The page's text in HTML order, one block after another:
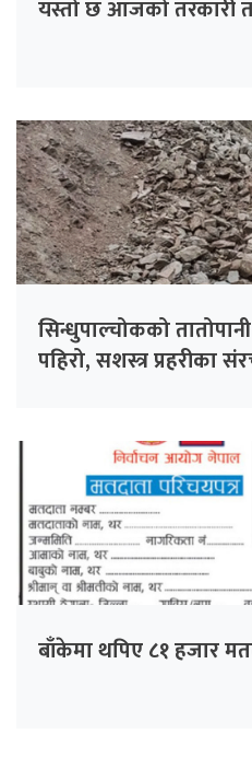
यस्तो छ आजको
सिन्धुपाल्चोकको
पहिरो, सशस्त्र प्रहरीका
बाँकेमा थपिए ८१ हजार